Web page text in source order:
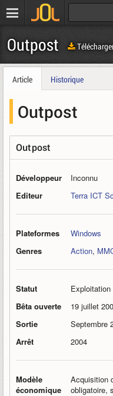
Outpost
Article Historique
Outpost
Outpost
Développeur
Inconnu
Editeur
Terra ICT
Plateformes
Windows
Genres
Action,
Statut
Exploitation
Bêta ouverte
19 juillet
Sortie
Septembre
Arrêt
2004
Modèle
économique
Acquisition
obligatoire,